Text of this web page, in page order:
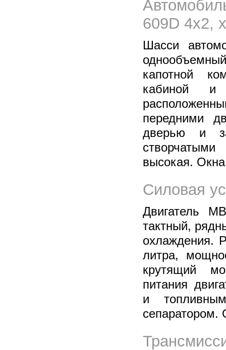
609D 4х2,
Шасси
капотной
кабиной и
передними
дверью и
высокая.
Силовая
Двигатель
тактный,
охлаждения.
литра,
крутящий
питания
и
сепаратором.